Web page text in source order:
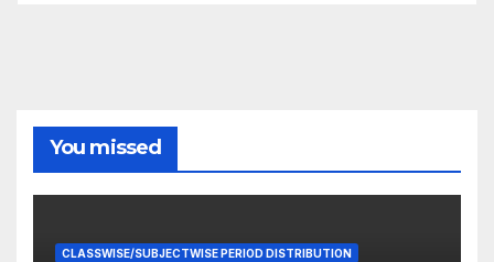
You missed
CLASSWISE/SUBJECTWISE PERIOD DISTRIBUTION